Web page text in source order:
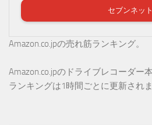
セブンネット
Amazon.co.jpの売れ筋ランキング。
Amazon.co.jpのドライブレコーダー
ランキングは1時間ごとに更新されま